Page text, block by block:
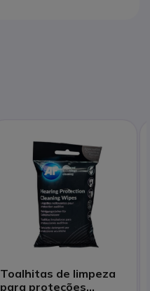
Toalhitas de limpeza
para proteções